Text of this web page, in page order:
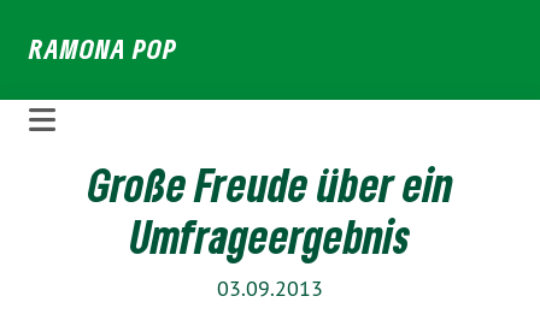
zumRAMONA POP
Große Freude über ein
Umfrageergebnis
03.09.2013